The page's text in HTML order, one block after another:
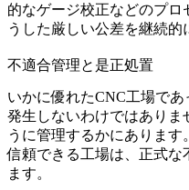
的なゲージ校正などのプロ
うした厳しい公差を継続的
不適合管理と是正処置
いかに優れたCNC工場で
発生しないわけではありま
うに管理するかにあります。
信頼できる工場は、正式な
ます。